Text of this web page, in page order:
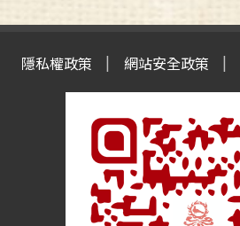
隱私權政策 網站安全政策